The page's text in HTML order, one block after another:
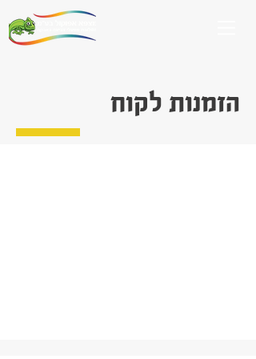
הזמנות לקוח